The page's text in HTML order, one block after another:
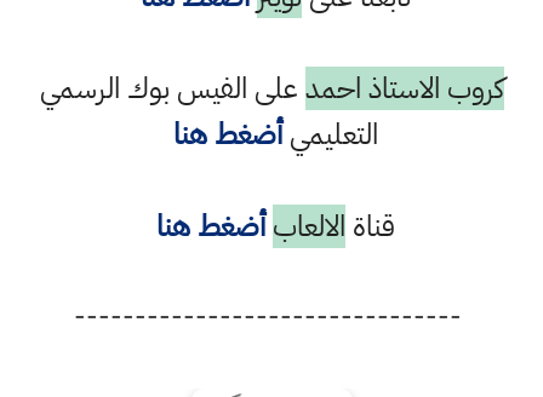
كروب الاستاذ احمدعلى الفيس بوك الرسمي
التعليميأضغط هنا
قناة الالعاب أضغط هنا
--------------------------------